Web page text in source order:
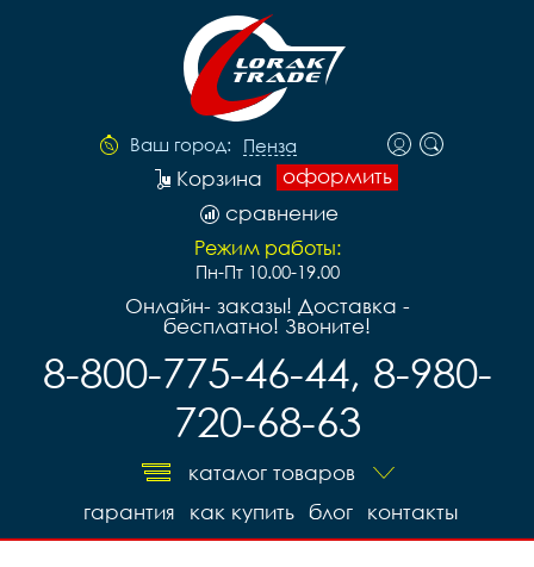
Ваш город: Пенза
оформить
Корзина
сравнение
Режим работы:
Пн-Пт 10.00-19.00
Онлайн- заказы! Доставка -
бесплатно! Звоните!
8-800-775-46-44, 8-980-
720-68-63
каталог товаров
контакты
блог
как купить
гарантия